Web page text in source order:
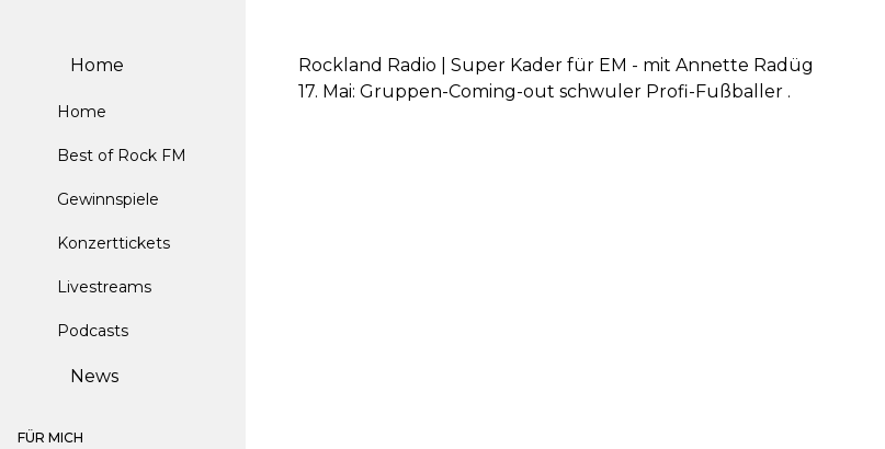
Home
Home
Best of Rock FM
Gewinnspiele
Konzerttickets
Livestreams
Podcasts
News
FÜR MICH
Rockland Radio | Super Kader für EM - mit Annette Radüg
17. Mai: Gruppen-Coming-out schwuler Profi-Fußballer .